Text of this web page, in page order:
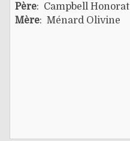
Père: Campbell Honorat
Mère: Ménard Olivine